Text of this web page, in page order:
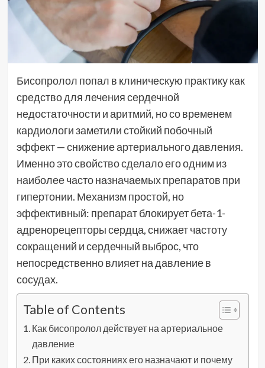
Бисопролол попал в клиническую практику как
средство для лечения сердечной
недостаточности и аритмий, но со временем
кардиологи заметили стойкий побочный
эффект — снижение артериального давления.
Именно это свойство сделало его одним из
наиболее часто назначаемых препаратов при
гипертонии. Механизм простой, но
эффективный: препарат блокирует бета-1-
адренорецепторы сердца, снижает частоту
сокращений и сердечный выброс, что
непосредственно влияет на давление в
сосудах.
Table of Contents
Как бисопролол действует на артериальное
давление
При каких состояниях его назначают и почему